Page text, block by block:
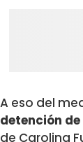
A eso del
detención
de Carolina